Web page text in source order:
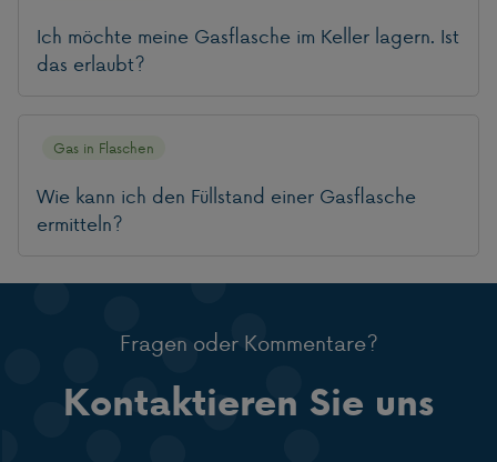
Ich möchte meine Gasflasche im Keller lagern. Ist
das erlaubt?
Wie kann ich den Füllstand einer Gasflasche
ermitteln?
Gas in Flaschen
Fragen oder Kommentare?
Kontaktieren Sie uns